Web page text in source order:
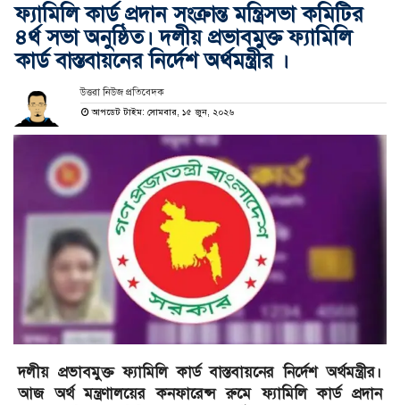
ফ্যামিলি কার্ড প্রদান সংক্রান্ত মন্ত্রিসভা কমিটির
৪র্থ সভা অনুষ্ঠিত। দলীয় প্রভাবমুক্ত ফ্যামিলি
কার্ড বাস্তবায়নের নির্দেশ অর্থমন্ত্রীর ।
উত্তরা নিউজ প্রতিবেদক
আপডেট টাইম: সোমবার, ১৫ জুন, ২০২৬
দলীয় প্রভাবমুক্ত ফ্যামিলি কার্ড বাস্তবায়নের নির্দেশ অর্থমন্ত্রীর।
আজ অর্থ মন্ত্রণালয়ের কনফারেন্স রুমে ফ্যামিলি কার্ড প্রদান